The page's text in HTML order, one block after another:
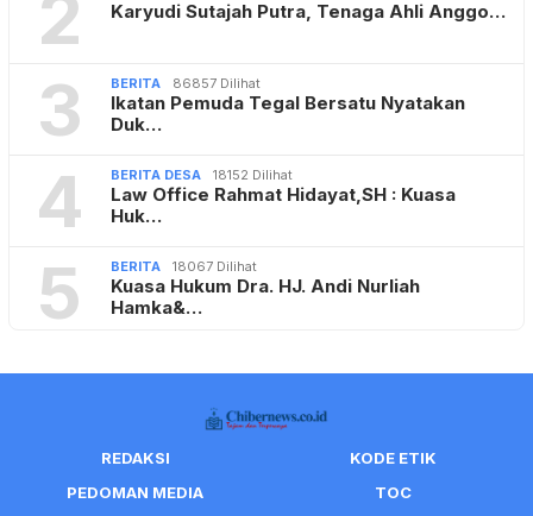
2 Karyudi Sutajah Putra, Tenaga Ahli Anggo…
3 BERITA 86857 Dilihat
Ikatan Pemuda Tegal Bersatu Nyatakan
Duk…
4 BERITA DESA 18152 Dilihat
Law Office Rahmat Hidayat,SH : Kuasa
Huk…
5 BERITA 18067 Dilihat
Kuasa Hukum Dra. HJ. Andi Nurliah
Hamka&…
REDAKSI
KODE ETIK
PEDOMAN MEDIA
TOC